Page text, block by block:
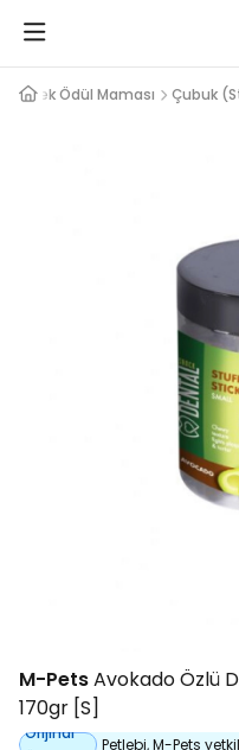
Köpek Ödül Maması Çubuk
M-PetsAvokado Özlü
170gr [S]
Orijinal
Petlebi, M-Pets